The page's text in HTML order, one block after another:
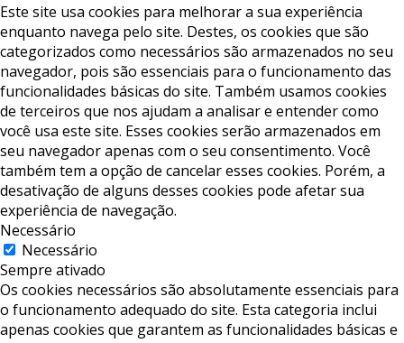
Este site usa cookies para melhorar a sua experiência
enquanto navega pelo site. Destes, os cookies que são
categorizados como necessários são armazenados no seu
navegador, pois são essenciais para o funcionamento das
funcionalidades básicas do site. Também usamos cookies
de terceiros que nos ajudam a analisar e entender como
você usa este site. Esses cookies serão armazenados em
seu navegador apenas com o seu consentimento. Você
também tem a opção de cancelar esses cookies. Porém, a
desativação de alguns desses cookies pode afetar sua
experiência de navegação.
Necessário
Necessário
Sempre ativado
Os cookies necessários são absolutamente essenciais para
o funcionamento adequado do site. Esta categoria inclui
apenas cookies que garantem as funcionalidades básicas e